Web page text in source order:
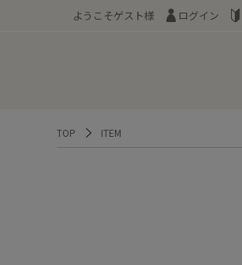
ようこそゲスト様 ログイン
TOP ITEM